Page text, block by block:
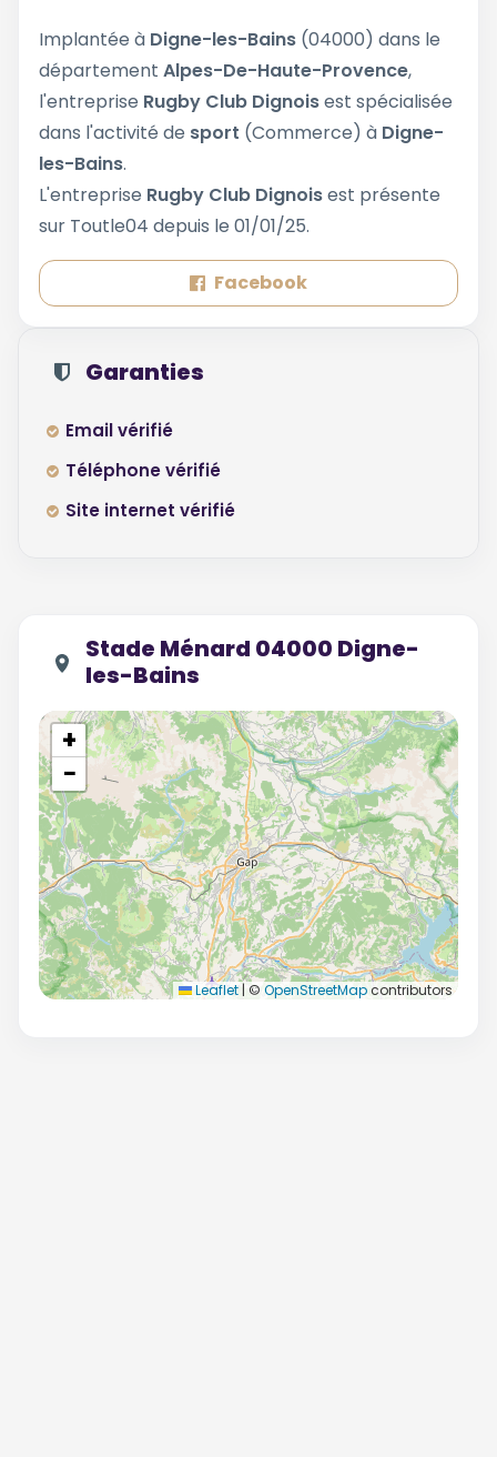
Implantée à Digne-les-Bains (04000) dans le
département Alpes-De-Haute-Provence,
l'entreprise Rugby Club Dignoisest spécialisée
dans l'activité de sport (Commerce) à Digne-
les-Bains.
L'entreprise Rugby Club Dignoisest présente
sur Toutle04 depuis le 01/01/25.
Facebook
Garanties
Email vérifié
Téléphone vérifié
Site internet vérifié
Stade Ménard 04000 Digne-
les-Bains
+
−
Leaflet | © OpenStreetMapcontributors